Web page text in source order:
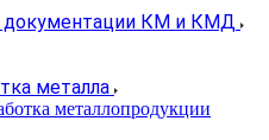
документации КМ и КМД
металла
металлопродукции